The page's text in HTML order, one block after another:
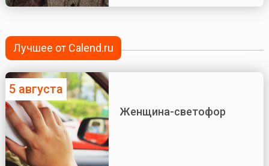
Лучшее от Calend.ru
5 августа
Женщина-светофор